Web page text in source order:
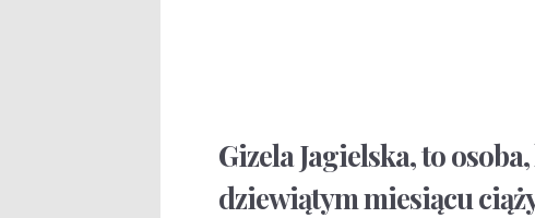
Gizela Jagielska, to
dziewiątym miesiącu